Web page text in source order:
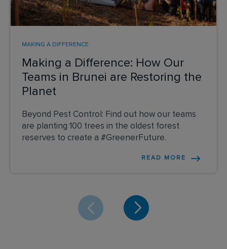
Making a Difference: How Our
Teams in Brunei are Restoring the
Planet
MAKING A DIFFERENCE
Beyond Pest Control: Find out how our teams
are planting 100 trees in the oldest forest
reserves to create a #GreenerFuture.
READ MORE